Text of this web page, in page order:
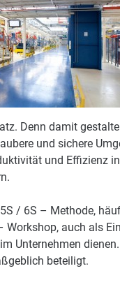
Denn damit
und sichere
und Effizienz
/ 6S – Methode,
Workshop, auch als
Unternehmen
beteiligt.